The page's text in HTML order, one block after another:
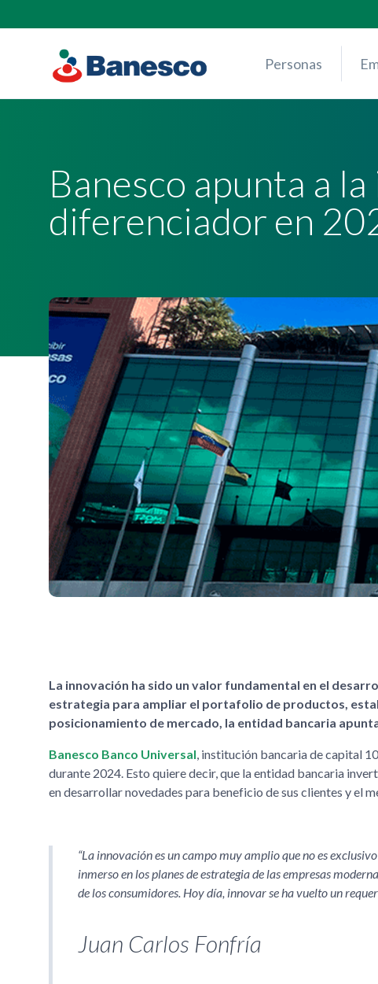
content
Personas
Banesco apunta a
diferenciador en
La innovación ha sido un valor fundamental en el
estrategia para ampliar el portafolio de productos,
posicionamiento de mercado, la entidad bancaria
Banesco Banco Universal, institución bancaria de capital
durante 2024. Esto quiere decir, que la entidad bancaria
en desarrollar novedades para beneficio de sus clientes y el
La innovación es un campo muy amplio que no es
inmerso en los planes de estrategia de las empresas
de los consumidores. Hoy día, innovar se ha vuelto un
Juan Carlos Fonfría